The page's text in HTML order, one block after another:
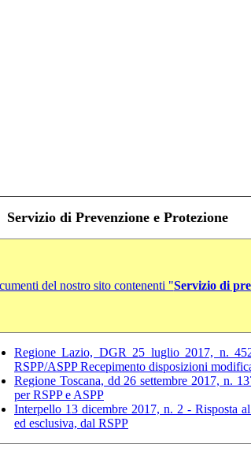
Servizio di Prevenzione e Protezione
del nostro sito contenenti "Servizio di
Regione Lazio, DGR 25 luglio 2017, n.
RSPP/ASPP Recepimento disposizioni
Regione Toscana, dd 26 settembre 2017, n.
per RSPP e ASPP
Interpello 13 dicembre 2017, n. 2 - Risposta
ed esclusiva, dal RSPP